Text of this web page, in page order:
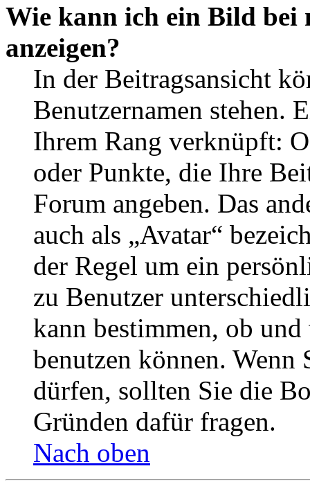
Wie kann ich ein Bild bei
anzeigen?
In der Beitragsansicht
Benutzernamen stehen.
Ihrem Rang verknüpft:
oder Punkte, die Ihre
Forum angeben. Das
auch als „Avatar“
der Regel um ein
zu Benutzer
kann bestimmen, ob
benutzen können. Wenn
dürfen, sollten Sie die
Gründen dafür fragen.
Nach oben